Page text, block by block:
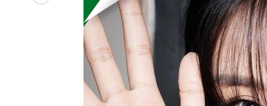
'AT마드리드 7번' 이강인, 맨시티 상대로 비공식 데뷔
[속보]'AT마드리드 7번' 이강인, 맨시티 상대로 비공
네타냐후, 트럼프의 가자 평화 2차 15개조 평화안 '거
이강인 ATM 입단식에 '상암벌 들썩'…"세계적인 선수
태풍 돌핀, 중 저장성 타이저우시 해안에 상륙 (1보)
AT마드리드 데뷔 앞둔 이강인, 맨시티전 선발 대신 '